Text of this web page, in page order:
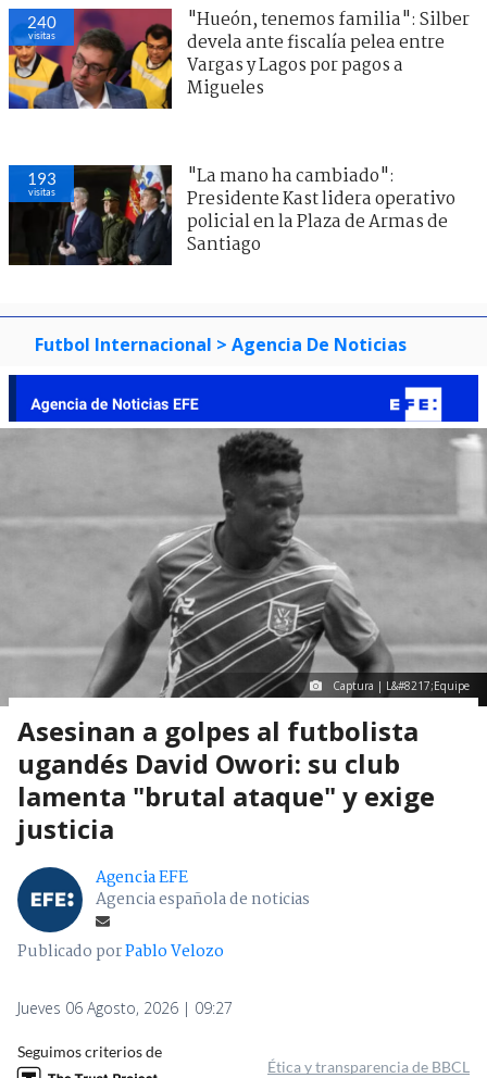
242
visitas
"Hueón, tenemos familia": Silber
devela ante fiscalía pelea entre
Vargas y Lagos por pagos a
Migueles
184
visitas
"La mano ha cambiado":
Presidente Kast lidera operativo
policial en la Plaza de Armas de
Santiago
Futbol Internacional > Agencia De Noticias
Captura | L&#8217;Equipe
Asesinan a golpes al futbolista
ugandés David Owori: su club
lamenta "brutal ataque" y exige
justicia
Agencia EFE
Agencia española de noticias
Publicado porPablo Velozo
Jueves 06 Agosto, 2026 | 09:27
Seguimos criterios de
Ética y transparencia de BBCL